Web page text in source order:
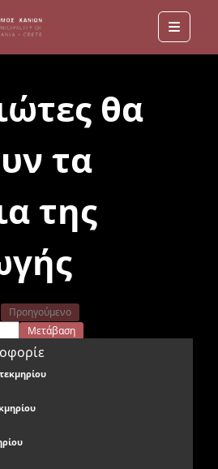
Menu
θα
τα
της
Προηγούμενο
Μετάβαση
Τελευταίο